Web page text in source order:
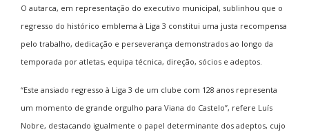
O autarca, em representação do executivo municipal, sublinhou que o
regresso do histórico emblema à Liga 3 constitui uma justa recompensa
pelo trabalho, dedicação e perseverança demonstrados ao longo da
temporada por atletas, equipa técnica, direção, sócios e adeptos.
“Este ansiado regresso à Liga 3 de um clube com 128 anos representa
um momento de grande orgulho para Viana do Castelo”, refere Luís
Nobre, destacando igualmente o papel determinante dos adeptos, cujo